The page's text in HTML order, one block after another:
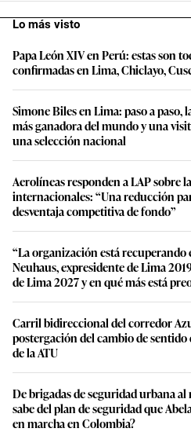
Lo más visto
Papa León XIV en Perú: estas son
confirmadas en Lima, Chiclayo,
Simone Biles en Lima: paso a paso,
más ganadora del mundo y una
una selección nacional
Aerolíneas responden a LAP sobre
internacionales: “Una reducción
desventaja competitiva de fondo”
“La organización está
Neuhaus, expresidente de Lima
de Lima 2027 y en qué más está
Carril bidireccional del corredor
postergación del cambio de sentido
de la ATU
De brigadas de seguridad urbana
sabe del plan de seguridad que
en marcha en Colombia?